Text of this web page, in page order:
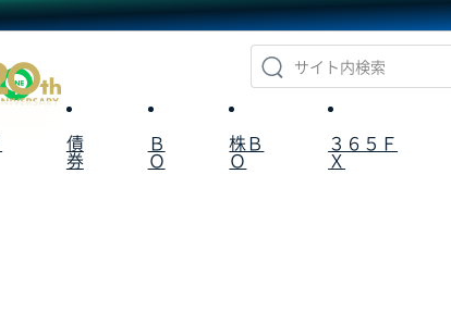
X
債
券
Ｂ
Ｏ
株Ｂ
Ｏ
３６５Ｆ
Ｘ